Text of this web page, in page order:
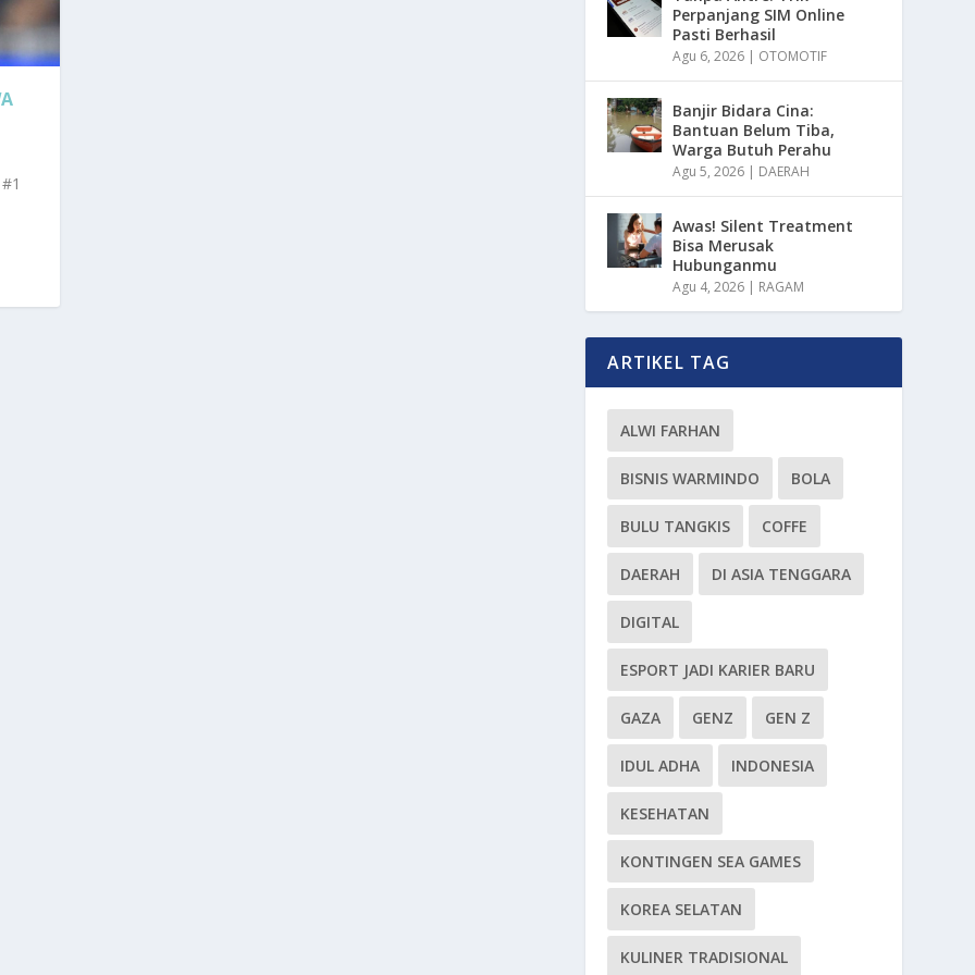
Perpanjang SIM Online
Pasti Berhasil
Agu 6, 2026 | OTOMOTIF
Banjir Bidara Cina:
Bantuan Belum Tiba,
Warga Butuh Perahu
Agu 5, 2026 | DAERAH
Awas! Silent Treatment
Bisa Merusak
Hubunganmu
Agu 4, 2026 | RAGAM
ARTIKEL TAG
ALWI FARHAN
BISNIS WARMINDO BOLA
BULU TANGKIS COFFE
DAERAH DI ASIA TENGGARA
DIGITAL
ESPORT JADI KARIER BARU
GAZA GENZ GEN Z
IDUL ADHA INDONESIA
KESEHATAN
KONTINGEN SEA GAMES
KOREA SELATAN
KULINER TRADISIONAL